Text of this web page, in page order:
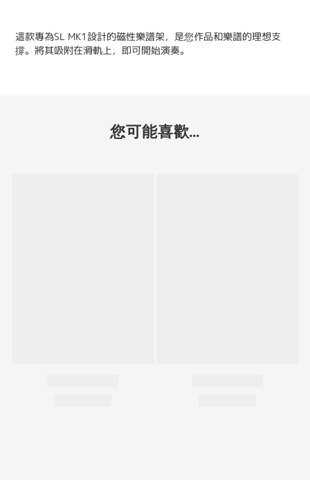
這款專為SL MK1設計的磁性樂譜架，是您作品和樂譜的理想支
撐。將其吸附在滑軌上，即可開始演奏。
您可能喜歡...